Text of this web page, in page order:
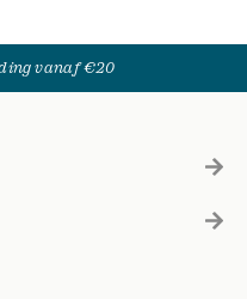
vanaf €20